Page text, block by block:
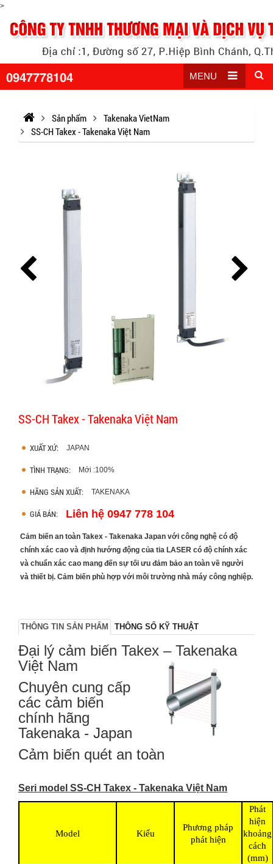
>
0947778104 MENU
Sản phẩm
Takenaka VietNam
SS-CH Takex - Takenaka Việt Nam
SS-CH Takex - Takenaka Việt Nam
XUẤT XỨ: JAPAN
TÌNH TRẠNG: Mới :100%
HÃNG SẢN XUẤT: TAKENAKA
GIÁ BÁN: Liên hệ 0947 778 104
Cảm biến an toàn Takex - Takenaka Japan với công nghệ có độ
chính xác cao và định hướng động của tia LASER có độ chính xác
và chuẩn xác cao mang đến sự tối ưu đảm bảo an toàn về người
và thiết bị. Cảm biến phù hợp với môi trường nhà máy công nghiệp.
THÔNG TIN SẢN PHẨM THÔNG SỐ KỸ THUẬT
Đại lý cảm biến Takex – Takenaka
Việt Nam
Chuyên cung cấp
các cảm biến
chính hãng
Takenaka - Japan
Cảm biến quét an toàn
Seri model SS-CH Takex - Takenaka Việt Nam
Model Kiểu
Phương pháp
phát hiện
Phát
hiện
khoảng
cách
(mm)